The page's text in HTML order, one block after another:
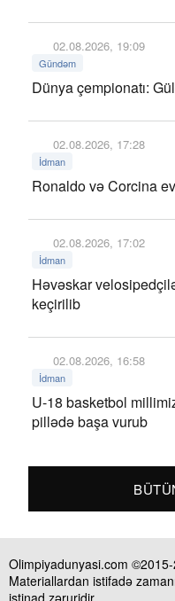
02.08.2026, 19:09
Gündəm
Dünya çempionatı:
02.08.2026, 17:28
İdman
Ronaldo və Corcina
02.08.2026, 17:02
İdman
Həvəskar
keçirilib
02.08.2026, 16:58
İdman
U-18 basketbol
pillədə başa vurub
Olimpiyadunyasi.com
Materiallardan istifadə
istinad zəruridir.